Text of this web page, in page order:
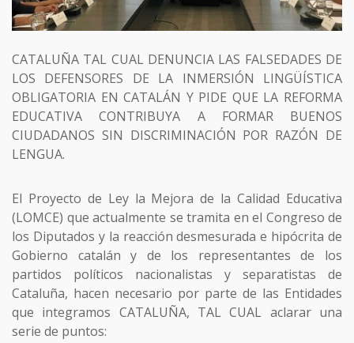
CATALUÑA TAL CUAL DENUNCIA LAS FALSEDADES DE
LOS DEFENSORES DE LA INMERSIÓN LINGÜÍSTICA
OBLIGATORIA EN CATALÁN Y PIDE QUE LA REFORMA
EDUCATIVA CONTRIBUYA A FORMAR BUENOS
CIUDADANOS SIN DISCRIMINACIÓN POR RAZÓN DE
LENGUA.
El Proyecto de Ley la Mejora de la Calidad Educativa
(LOMCE) que actualmente se tramita en el Congreso de
los Diputados y la reacción desmesurada e hipócrita de
Gobierno catalán y de los representantes de los
partidos políticos nacionalistas y separatistas de
Cataluña, hacen necesario por parte de las Entidades
que integramos CATALUÑA, TAL CUAL aclarar una
serie de puntos: